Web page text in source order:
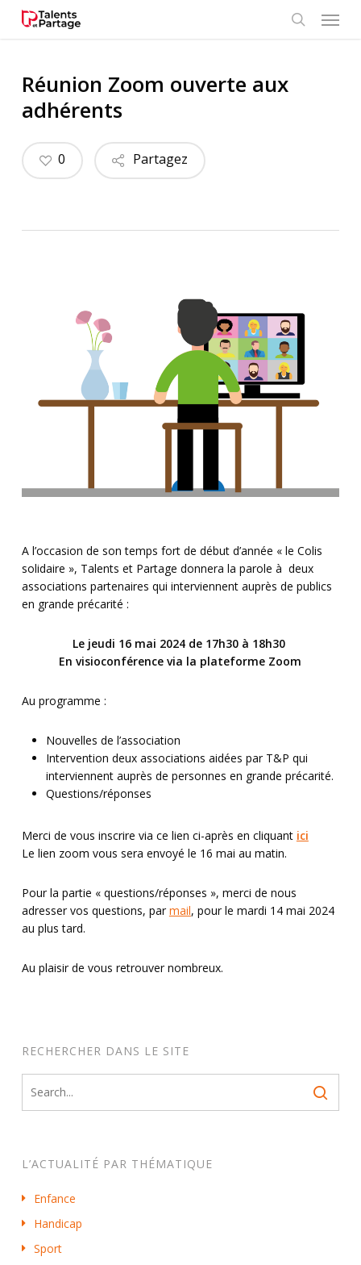
Menu
Réunion Zoom ouverte aux
adhérents
Partagez
0
A l’occasion de son temps fort de début d’année « le Colis
solidaire », Talents et Partage donnera la parole à deux
associations partenaires qui interviennent auprès de publics
en grande précarité :
Le jeudi 16 mai 2024 de 17h30 à 18h30
En visioconférence via la plateforme Zoom
Au programme :
Nouvelles de l’association
Intervention deux associations aidées par T&P qui
interviennent auprès de personnes en grande précarité.
Questions/réponses
Merci de vous inscrire via ce lien ci-après en cliquant ici
Le lien zoom vous sera envoyé le 16 mai au matin.
Pour la partie « questions/réponses », merci de nous
adresser vos questions, parmail, pour le mardi 14 mai 2024
au plus tard.
Au plaisir de vous retrouver nombreux.
RECHERCHER DANS LE SITE
L’ACTUALITÉ PAR THÉMATIQUE
Enfance
Handicap
Sport